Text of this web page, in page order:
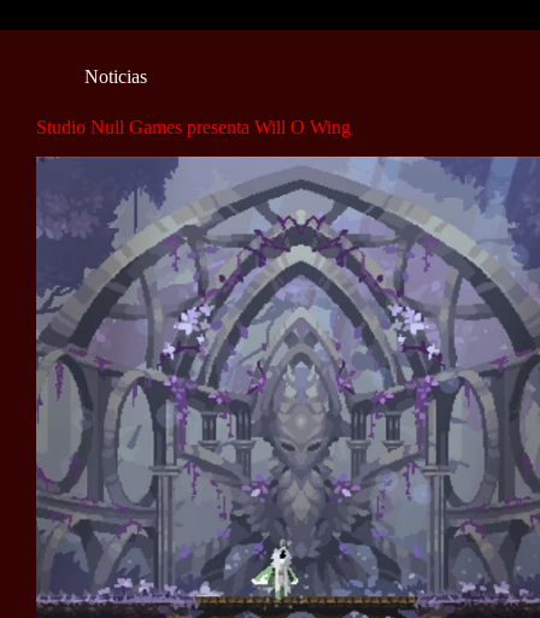
Noticias
Studio Null Games presenta Will O Wing